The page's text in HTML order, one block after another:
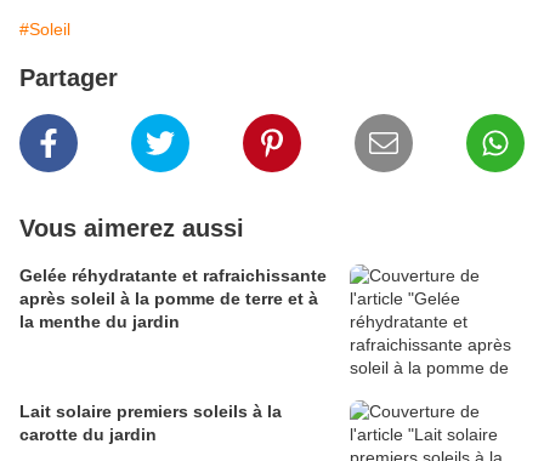
#Soleil
Partager
Vous aimerez aussi
Gelée réhydratante et rafraichissante
après soleil à la pomme de terre et à
la menthe du jardin
Lait solaire premiers soleils à la
carotte du jardin